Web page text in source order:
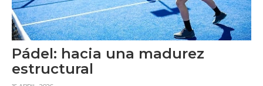
Pádel: hacia una madurez
estructural